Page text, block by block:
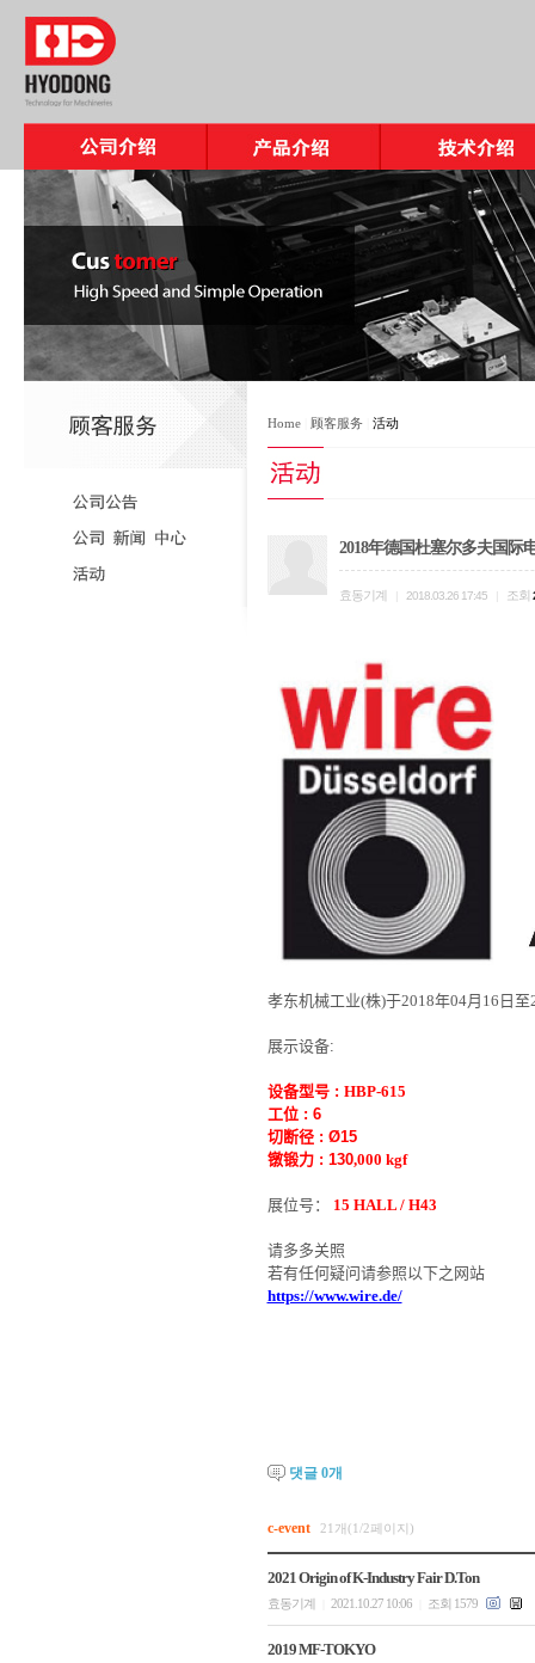
Home 顾客服务 活动
2018年德国杜塞尔多夫国际
효동기계 2018.03.26 17:45 조회
孝东机械工业(株)于201 8年04月 16 日至
展示设备:
设备型号: HBP-615
工位: 6
切断径: Ø15
镦锻力 : 130,000 kgf
展位号： 15 HALL /H43
请多多关照
若有任何疑问请参照以下之网站
https://www.wire.de/
댓글 0개
c-event 21개(1/2페이지)
2021 Origin of K-Industry Fair D.Ton
효동기계 2021.10.27 10:06 조회 1579
2019 MF-TOKYO